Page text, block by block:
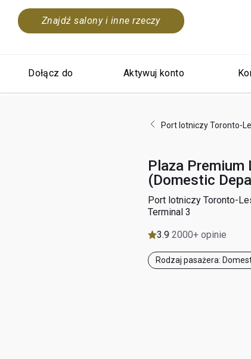
Znajdź salony i inne rzeczy
Dołącz do Aktywuj konto
Port lotniczy Toronto-
Plaza Premium
(Domestic
Port lotniczy Toronto-
Terminal 3
3.9 2000+ opinie
Rodzaj pasażera: